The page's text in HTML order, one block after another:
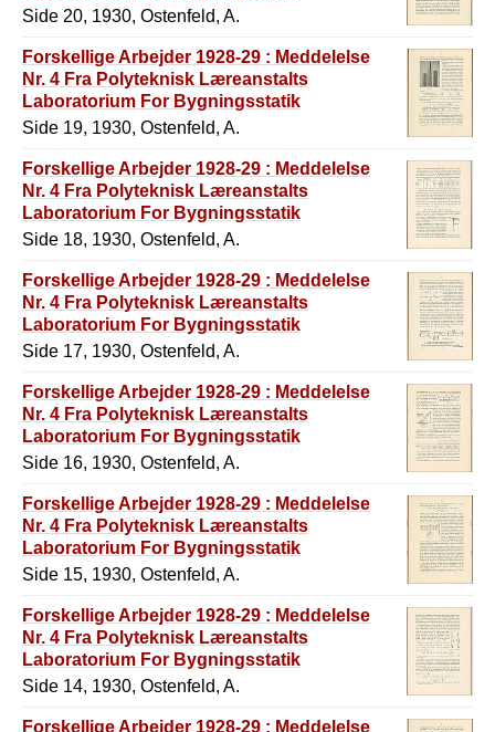
Side 20, 1930, Ostenfeld, A.
Forskellige Arbejder 1928-29 : Meddelelse
Nr. 4 Fra Polyteknisk Læreanstalts
Laboratorium For Bygningsstatik
Side 19, 1930, Ostenfeld, A.
Forskellige Arbejder 1928-29 : Meddelelse
Nr. 4 Fra Polyteknisk Læreanstalts
Laboratorium For Bygningsstatik
Side 18, 1930, Ostenfeld, A.
Forskellige Arbejder 1928-29 : Meddelelse
Nr. 4 Fra Polyteknisk Læreanstalts
Laboratorium For Bygningsstatik
Side 17, 1930, Ostenfeld, A.
Forskellige Arbejder 1928-29 : Meddelelse
Nr. 4 Fra Polyteknisk Læreanstalts
Laboratorium For Bygningsstatik
Side 16, 1930, Ostenfeld, A.
Forskellige Arbejder 1928-29 : Meddelelse
Nr. 4 Fra Polyteknisk Læreanstalts
Laboratorium For Bygningsstatik
Side 15, 1930, Ostenfeld, A.
Forskellige Arbejder 1928-29 : Meddelelse
Nr. 4 Fra Polyteknisk Læreanstalts
Laboratorium For Bygningsstatik
Side 14, 1930, Ostenfeld, A.
Forskellige Arbejder 1928-29 : Meddelelse